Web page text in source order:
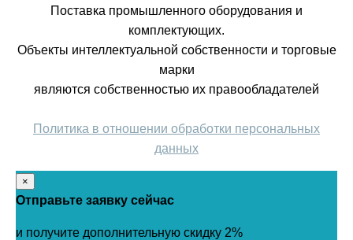
Поставка промышленного оборудования и
комплектующих.
Объекты интеллектуальной собственности и торговые
марки
являются собственностью их правообладателей
Политика в отношении обработки персональных
данных
×
Отправьте заявку сейчас
и получите дополнительную скидку 2%